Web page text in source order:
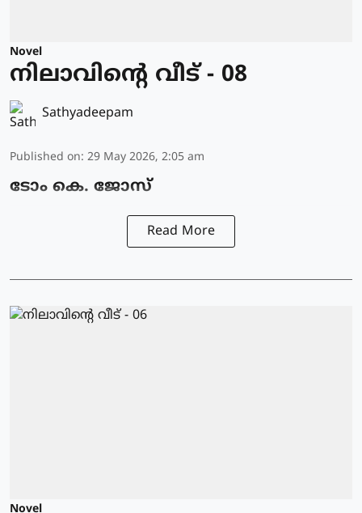
Novel
നിലാവിന്റെ വീട് - 08
Sathyadeepam
Published on: 29 May 2026, 2:05 am
ടോം കെ. ജോസ്
Read More
Novel